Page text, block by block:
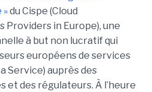
»du Cispe (Cloud
Providers in Europe), une
à but non lucratif qui
européens de services
Service) auprès des
et des régulateurs. À l’heure